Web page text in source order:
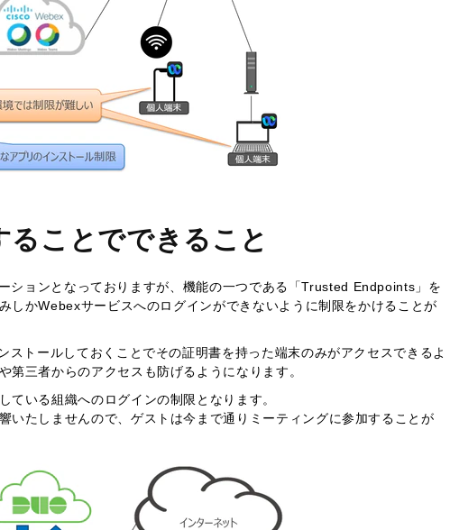
ことでできること
ションとなっておりますが、機能の一つである「Trusted Endpoints」を
しかWebexサービスへのログインができないように制限をかけることが
ストールしておくことでその証明書を持った端末のみがアクセスできるよ
第三者からのアクセスも防げるようになります。
ている組織へのログインの制限となります。
いたしませんので、ゲストは今まで通りミーティングに参加することが